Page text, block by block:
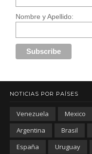
Nombre y Apellido:
NOTICIAS POR PAÍSES
Venezuela Mexico
Argentina
Brasil
España
Uruguay